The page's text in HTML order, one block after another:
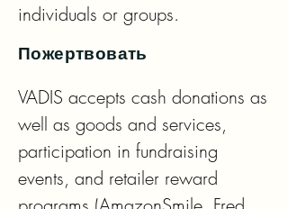
individuals or groups.
Пожертвовать
VADIS accepts cash donations as
well as goods and services,
participation in fundraising
events, and retailer reward